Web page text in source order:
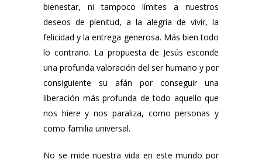
bienestar, ni tampoco límites a nuestros
deseos de plenitud, a la alegría de vivir, la
felicidad y la entrega generosa. Más bien todo
lo contrario. La propuesta de Jesús esconde
una profunda valoración del ser humano y por
consiguiente su afán por conseguir una
liberación más profunda de todo aquello que
nos hiere y nos paraliza, como personas y
como familia universal.
No se mide nuestra vida en este mundo por